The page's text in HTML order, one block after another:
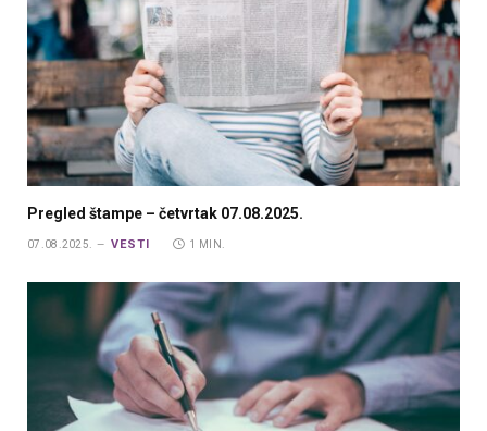
Pregled štampe – četvrtak 07.08.2025.
07.08.2025. VESTI 1 MIN.